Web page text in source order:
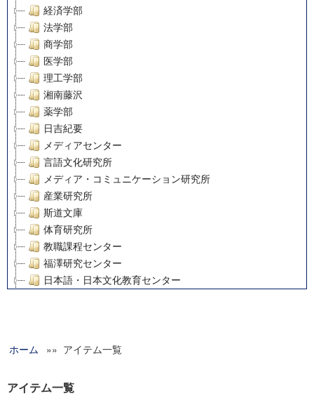
経済学部
法学部
商学部
医学部
理工学部
湘南藤沢
薬学部
日吉紀要
メディアセンター
言語文化研究所
メディア・コミュニケーション研究所
産業研究所
斯道文庫
体育研究所
教職課程センター
福澤研究センター
日本語・日本文化教育センター
グローバルリサーチインスティテュート
科学研究費補助金研究成果報告書
ホーム »» アイテム一覧
アイテム一覧